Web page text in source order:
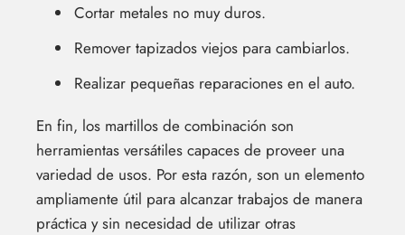
Cortar metales no muy duros.
Remover tapizados viejos para cambiarlos.
Realizar pequeñas reparaciones en el auto.
En fin, los martillos de combinación son
herramientas versátiles capaces de proveer una
variedad de usos. Por esta razón, son un elemento
ampliamente útil para alcanzar trabajos de manera
práctica y sin necesidad de utilizar otras